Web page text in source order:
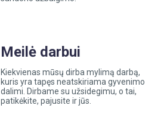
Meilė darbui
Kiekvienas mūsų dirba mylimą darbą,
kuris yra tapęs neatskiriama gyvenimo
dalimi. Dirbame su užsidegimu, o tai,
patikėkite, pajusite ir jūs.